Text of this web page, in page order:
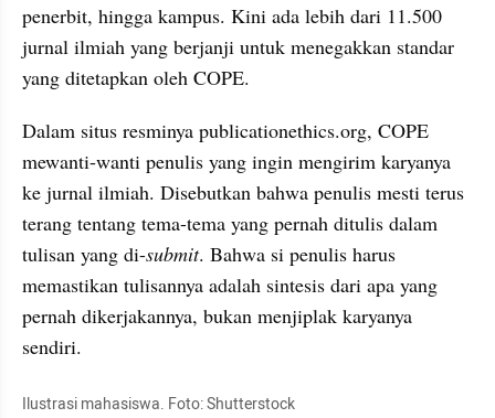
penerbit, hingga kampus. Kini ada lebih dari 11.500
jurnal ilmiah yang berjanji untuk menegakkan standar
yang ditetapkan oleh COPE.
Dalam situs resminya publicationethics.org, COPE
mewanti-wanti penulis yang ingin mengirim karyanya
ke jurnal ilmiah. Disebutkan bahwa penulis mesti terus
terang tentang tema-tema yang pernah ditulis dalam
tulisan yang di-submit. Bahwa si penulis harus
memastikan tulisannya adalah sintesis dari apa yang
pernah dikerjakannya, bukan menjiplak karyanya
sendiri.
Ilustrasi mahasiswa. Foto: Shutterstock